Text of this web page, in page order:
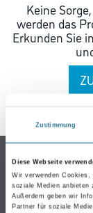
Zustimmung
Diese Webseite
Wir verwenden
soziale Medien anbieten
Außerdem geben wir
Partner für soziale
Keine
werden das
Erkunden Sie
Online-Shop
Farbe
WDVS-Systeme